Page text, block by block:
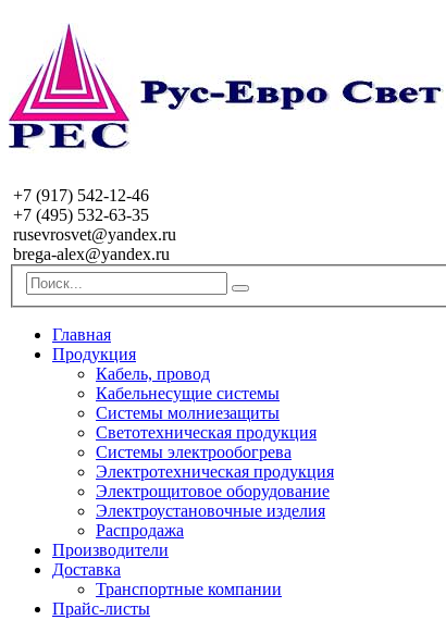
+7 (917) 542-12-46
+7 (495) 532-63-35
rusevrosvet@yandex.ru
brega-alex@yandex.ru
Главная
Продукция
Кабель, провод
Кабельнесущие системы
Системы молниезащиты
Светотехническая продукция
Системы электрообогрева
Электротехническая продукция
Электрощитовое оборудование
Электроустановочные изделия
Распродажа
Производители
Доставка
Транспортные компании
Прайс-листы